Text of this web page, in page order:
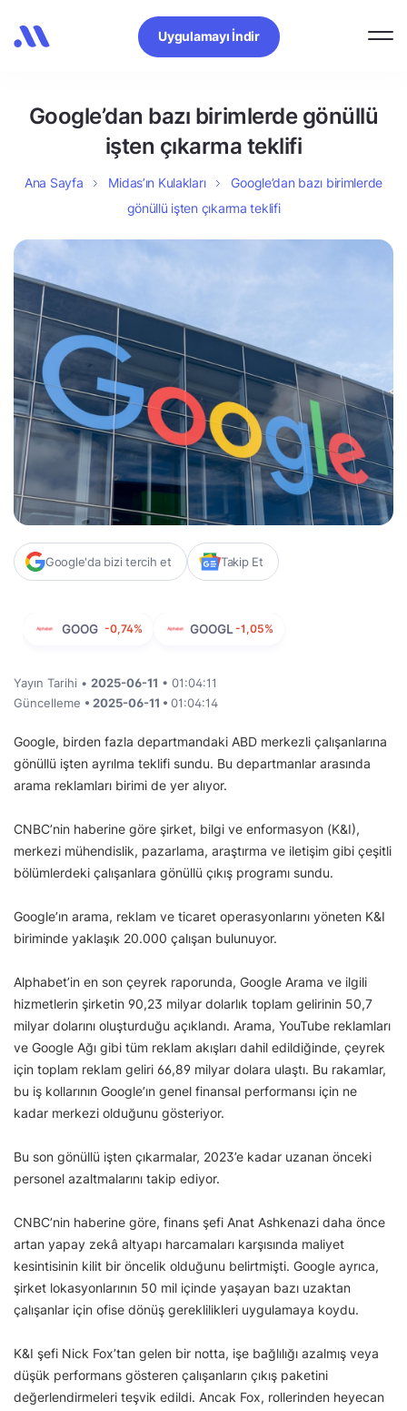
Uygulamayı İndir
Google’dan bazı birimlerde gönüllü
işten çıkarma teklifi
Ana Sayfa Midas’ın Kulakları
Google’dan bazı birimlerde
gönüllü işten çıkarma teklifi
Google'da bizi tercih et Takip Et
GOOG -0,74% GOOGL -1,05%
Yayın Tarihi • 2025-06-11 • 01:04:11
Güncelleme • 2025-06-11 • 01:04:14
Google, birden fazla departmandaki ABD merkezli çalışanlarına
gönüllü işten ayrılma teklifi sundu. Bu departmanlar arasında
arama reklamları birimi de yer alıyor.
CNBC’nin haberine göre şirket, bilgi ve enformasyon (K&I),
merkezi mühendislik, pazarlama, araştırma ve iletişim gibi çeşitli
bölümlerdeki çalışanlara gönüllü çıkış programı sundu.
Google’ın arama, reklam ve ticaret operasyonlarını yöneten K&I
biriminde yaklaşık 20.000 çalışan bulunuyor.
Alphabet’in en son çeyrek raporunda, Google Arama ve ilgili
hizmetlerin şirketin 90,23 milyar dolarlık toplam gelirinin 50,7
milyar dolarını oluşturduğu açıklandı. Arama, YouTube reklamları
ve Google Ağı gibi tüm reklam akışları dahil edildiğinde, çeyrek
için toplam reklam geliri 66,89 milyar dolara ulaştı. Bu rakamlar,
bu iş kollarının Google’ın genel finansal performansı için ne
kadar merkezi olduğunu gösteriyor.
Bu son gönüllü işten çıkarmalar, 2023’e kadar uzanan önceki
personel azaltmalarını takip ediyor.
CNBC’nin haberine göre, finans şefi Anat Ashkenazi daha önce
artan yapay zekâ altyapı harcamaları karşısında maliyet
kesintisinin kilit bir öncelik olduğunu belirtmişti. Google ayrıca,
şirket lokasyonlarının 50 mil içinde yaşayan bazı uzaktan
çalışanlar için ofise dönüş gereklilikleri uygulamaya koydu.
K&I şefi Nick Fox’tan gelen bir notta, işe bağlılığı azalmış veya
düşük performans gösteren çalışanların çıkış paketini
değerlendirmeleri teşvik edildi. Ancak Fox, rollerinden heyecan